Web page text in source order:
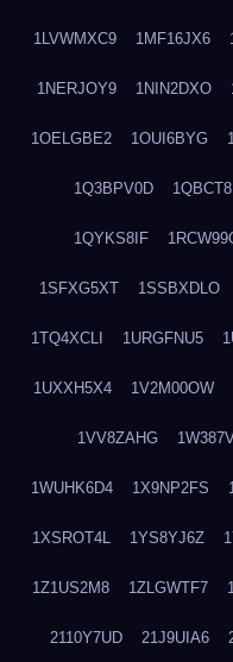
1LVWMXC9 1MF16JX6
1NERJOY9 1NIN2DXO
1OELGBE2 1OUI6BYG
1Q3BPV0D
1QYKS8IF
1SFXG5XT 1SSBXDLO
1TQ4XCLI 1URGFNU5
1UXXH5X4 1V2M00OW
1VV8ZAHG
1WUHK6D4 1X9NP2FS
1XSROT4L 1YS8YJ6Z
1Z1US2M8 1ZLGWTF7
2110Y7UD 21J9UIA6